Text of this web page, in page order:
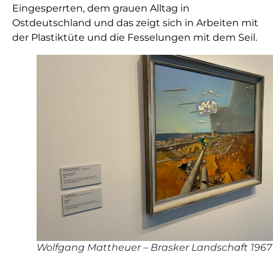
Eingesperrten, dem grauen Alltag in
Ostdeutschland und das zeigt sich in Arbeiten mit
der Plastiktüte und die Fesselungen mit dem Seil.
Wolfgang Mattheuer – Brasker Landschaft 1967